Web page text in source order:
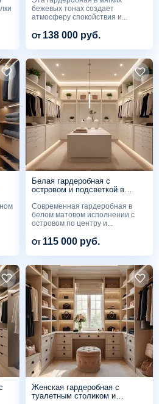
бежевых тонах создает
атмосферу спокойствия и...
От 138 000 руб.
Белая гардеробная с
островом и подсветкой в
Современная гардеробная в
белом матовом исполнении с
островом по центру и...
От 115 000 руб.
Женская гардеробная с
туалетным столиком и